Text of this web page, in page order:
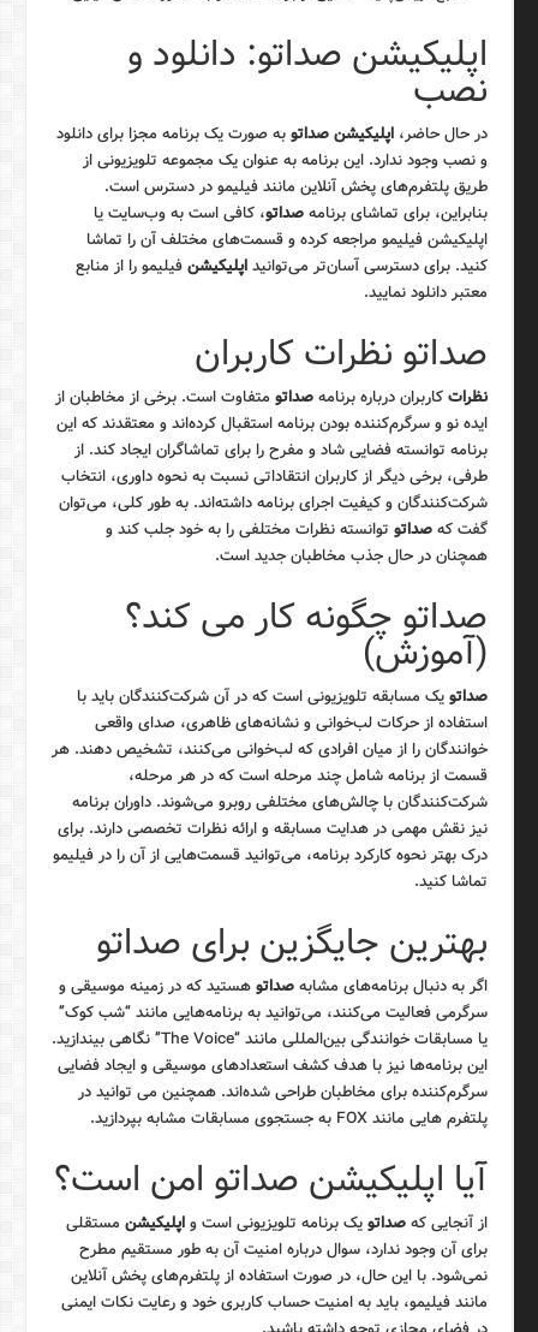
اپلیکیشن صداتو: دانلود و
نصب
در حال حاضر،اپلیکیشن صداتوبه صورت یک برنامه مجزا برای دانلود
و نصب وجود ندارد. این برنامه به عنوان یک مجموعه تلویزیونی از
طریق پلتفرم‌های پخش آنلاین مانند فیلیمو در دسترس است.
بنابراین، برای تماشای برنامهصداتو، کافی است به وب‌سایت یا
اپلیکیشن فیلیمو مراجعه کرده و قسمت‌های مختلف آن را تماشا
کنید. برای دسترسی آسان‌تر می‌توانیداپلیکیشنفیلیمو را از منابع
معتبر دانلود نمایید.
صداتو نظرات کاربران
نظراتکاربران درباره برنامهصداتو متفاوت است. برخی از مخاطبان از
ایده نو و سرگرم‌کننده بودن برنامه استقبال کرده‌اند و معتقدند که این
برنامه توانسته فضایی شاد و مفرح را برای تماشاگران ایجاد کند. از
طرفی، برخی دیگر از کاربران انتقاداتی نسبت به نحوه داوری، انتخاب
شرکت‌کنندگان و کیفیت اجرای برنامه داشته‌اند. به طور کلی، می‌توان
گفت کهصداتو توانسته نظرات مختلفی را به خود جلب کند و
همچنان در حال جذب مخاطبان جدید است.
صداتو چگونه کار می کند؟
(آموزش)
صداتویک مسابقه تلویزیونی است که در آن شرکت‌کنندگان باید با
استفاده از حرکات لب‌خوانی و نشانه‌های ظاهری، صدای واقعی
خوانندگان را از میان افرادی که لب‌خوانی می‌کنند، تشخیص دهند. هر
قسمت از برنامه شامل چند مرحله است که در هر مرحله،
شرکت‌کنندگان با چالش‌های مختلفی روبرو می‌شوند. داوران برنامه
نیز نقش مهمی در هدایت مسابقه و ارائه نظرات تخصصی دارند. برای
درک بهتر نحوه کارکرد برنامه، می‌توانید قسمت‌هایی از آن را در فیلیمو
تماشا کنید.
بهترین جایگزین برای صداتو
اگر به دنبال برنامه‌های مشابهصداتوهستید که در زمینه موسیقی و
سرگرمی فعالیت می‌کنند، می‌توانید به برنامه‌هایی مانند “شب کوک”
یا مسابقات خوانندگی بین‌المللی مانند “The Voice” نگاهی بیندازید.
این برنامه‌ها نیز با هدف کشف استعدادهای موسیقی و ایجاد فضایی
سرگرم‌کننده برای مخاطبان طراحی شده‌اند. همچنین می توانید در
پلتفرم هایی مانند FOX به جستجوی مسابقات مشابه بپردازید.
آیا اپلیکیشن صداتو امن است؟
از آنجایی کهصداتویک برنامه تلویزیونی است واپلیکیشن مستقلی
برای آن وجود ندارد، سوال درباره امنیت آن به طور مستقیم مطرح
نمی‌شود. با این حال، در صورت استفاده از پلتفرم‌های پخش آنلاین
مانند فیلیمو، باید به امنیت حساب کاربری خود و رعایت نکات ایمنی